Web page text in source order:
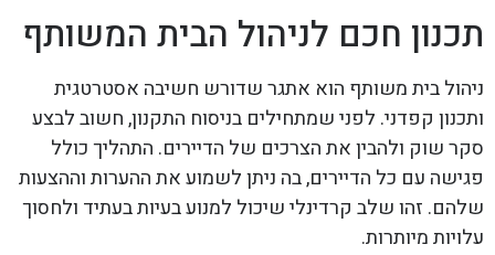
תכנון חכם לניהול הבית המשותף
ניהול בית משותף הוא אתגר שדורש חשיבה אסטרטגית
ותכנון קפדני. לפני שמתחילים בניסוח התקנון, חשוב לבצע
סקר שוק ולהבין את הצרכים של הדיירים. התהליך כולל
פגישה עם כל הדיירים, בה ניתן לשמוע את ההערות וההצעות
שלהם. זהו שלב קרדינלי שיכול למנוע בעיות בעתיד ולחסוך
עלויות מיותרות.